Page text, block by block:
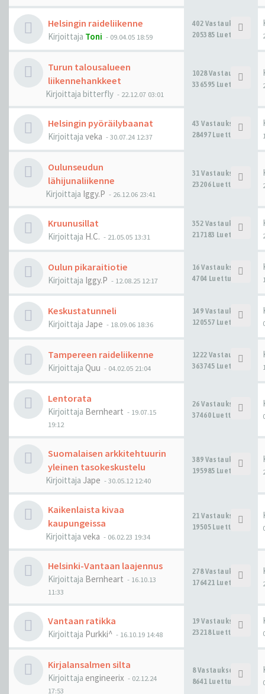
Helsingin raideliikenne
Kirjoittaja Toni - 09.04.05 18:59
402 Vastaukset
205385 Luettu
Turun talousalueen
liikennehankkeet
Kirjoittaja bitterfly - 22.12.07 03:01
1028 Vastaukset
336595 Luettu
Helsingin pyöräilybaanat
Kirjoittaja veka -30.07.24 12:37
43 Vastaukset
28497 Luettu
Oulunseudun
lähijunaliikenne
Kirjoittaja Iggy.P - 26.12.06 23:41
31 Vastaukset
23206 Luettu
Kruunusillat
Kirjoittaja H.C. - 21.05.05 13:31
352 Vastaukset
217183 Luettu
Oulun pikaraitiotie
Kirjoittaja Iggy.P - 12.08.25 12:17
16 Vastaukset
4704 Luettu
Keskustatunneli
Kirjoittaja Jape - 18.09.06 18:36
149 Vastaukset
120557 Luettu
Tampereen raideliikenne
Kirjoittaja Quu - 04.02.05 21:04
1222 Vastaukset
363745 Luettu
Lentorata
Kirjoittaja Bernheart - 19.07.15
19:12
26 Vastaukset
37460 Luettu
Suomalaisen arkkitehtuurin
yleinen tasokeskustelu
Kirjoittaja Jape -30.05.12 12:40
389 Vastaukset
195985 Luettu
Kaikenlaista kivaa
kaupungeissa
Kirjoittaja veka - 06.02.23 19:34
21 Vastaukset
19505 Luettu
Helsinki-Vantaan laajennus
Kirjoittaja Bernheart - 16.10.13
11:33
278 Vastaukset
176421 Luettu
Vantaan ratikka
Kirjoittaja Purkki^ - 16.10.19 14:48
19 Vastaukset
23218 Luettu
Kirjalansalmen silta
Kirjoittaja engineerix - 02.12.24
17:53
8 Vastaukset
8641 Luettu